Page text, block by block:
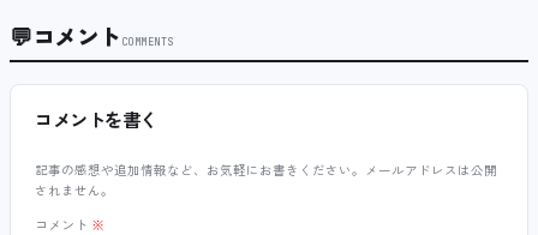
💬コメント COMMENTS
コメントを書く
記事の感想や追加情報など、お気軽にお書きください。メールアドレスは公開
されません。
コメント ※